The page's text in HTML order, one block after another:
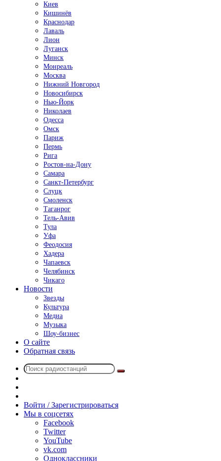
Киев
Кишинёв
Краснодар
Лаваль
Лион
Луганск
Минск
Монреаль
Москва
Нижний Новгород
Новосибирск
Нью-Йорк
Николаев
Одесса
Омск
Париж
Пермь
Рига
Ростов-на-Дону
Самара
Санкт-Петербург
Слуцк
Смоленск
Таганрог
Тель-Авив
Тула
Уфа
Феодосия
Хадера
Чапаевск
Челябинск
Чикаго
Новости
Звезды
Культура
Медиа
Музыка
Шоу-бизнес
О сайте
Обратная связь
Поиск
радио
Войти / Зарегистрироваться
Мы в соцсетях
Facebook
Twitter
YouTube
vk.com
Одноклассники